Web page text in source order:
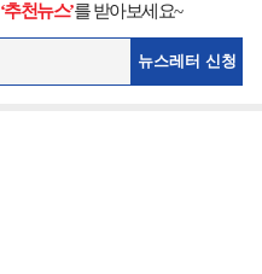
‘추천뉴스’를 받아보세요~
뉴스레터 신청